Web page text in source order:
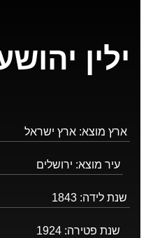
ילין
ארץ מוצא: ארץ ישראל
עיר מוצא: ירושלים
שנת לידה: 1843
שנת פטירה: 1924